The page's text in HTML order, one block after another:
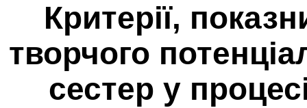
Критерії,
творчого
сестер у